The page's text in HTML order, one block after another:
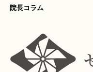
院長コラム